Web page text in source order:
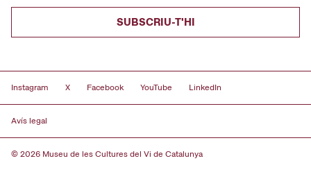
SUBSCRIU-T'HI
Instagram X Facebook YouTube LinkedIn
Avís legal
© 2026 Museu de les Cultures del Vi de Catalunya